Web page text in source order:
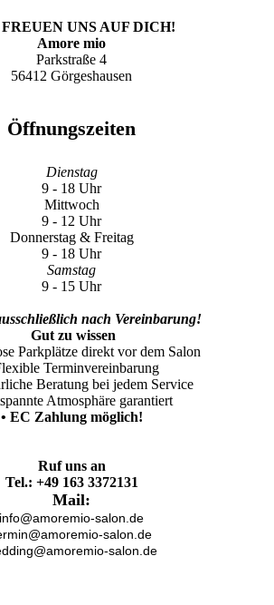
UNS AUF DICH!
Amore mio
Parkstraße 4
56412 Görgeshausen
Öffnungszeiten
Dienstag
9 - 18 Uhr
Mittwoch
9 - 12 Uhr
Donnerstag & Freitag
9 - 18 Uhr
Samstag
9 - 15 Uhr
nach Vereinbarung!
Gut zu wissen
Parkplätze direkt vor dem Salon
Terminvereinbarung
Beratung bei jedem Service
Atmosphäre garantiert
• EC Zahlung möglich!
Ruf uns an
Tel.: +49 163 3372131
Mail:
info@amoremio-salon.de
salon.de
salon.de